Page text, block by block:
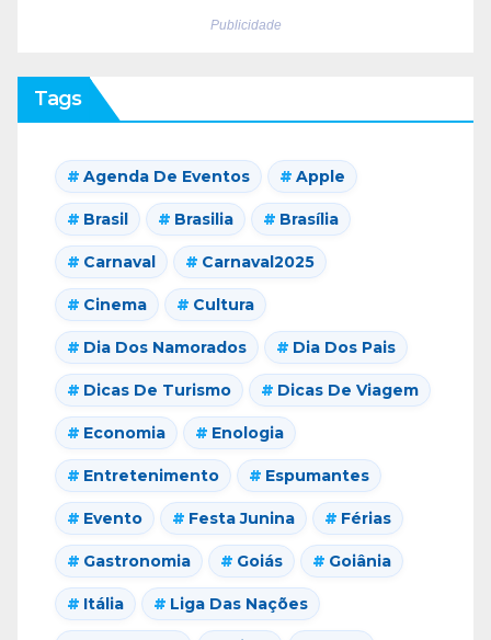
Publicidade
Tags
Agenda De Eventos Apple
Brasil Brasilia Brasília
Carnaval Carnaval2025
Cinema Cultura
Dia Dos Namorados Dia Dos Pais
Dicas De Turismo Dicas De Viagem
Economia Enologia
Entretenimento Espumantes
Evento Festa Junina Férias
Gastronomia Goiás Goiânia
Itália Liga Das Nações